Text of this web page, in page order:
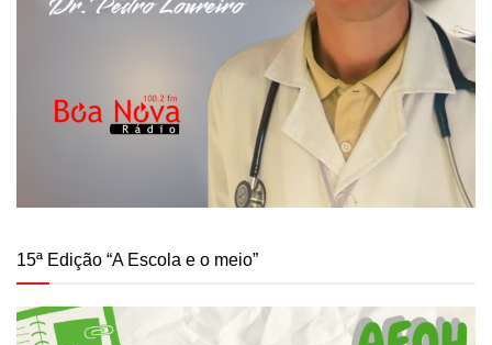
15ª Edição “A Escola e o meio”